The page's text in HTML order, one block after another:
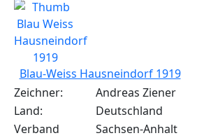
Blau-Weiss Hausneindorf 1919
Zeichner:
Andreas Ziener
Land:
Deutschland
Verband
Sachsen-Anhalt